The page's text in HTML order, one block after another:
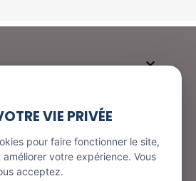

VIE PRIVÉE
pour faire fonctionner le site,
votre expérience. Vous
acceptez.